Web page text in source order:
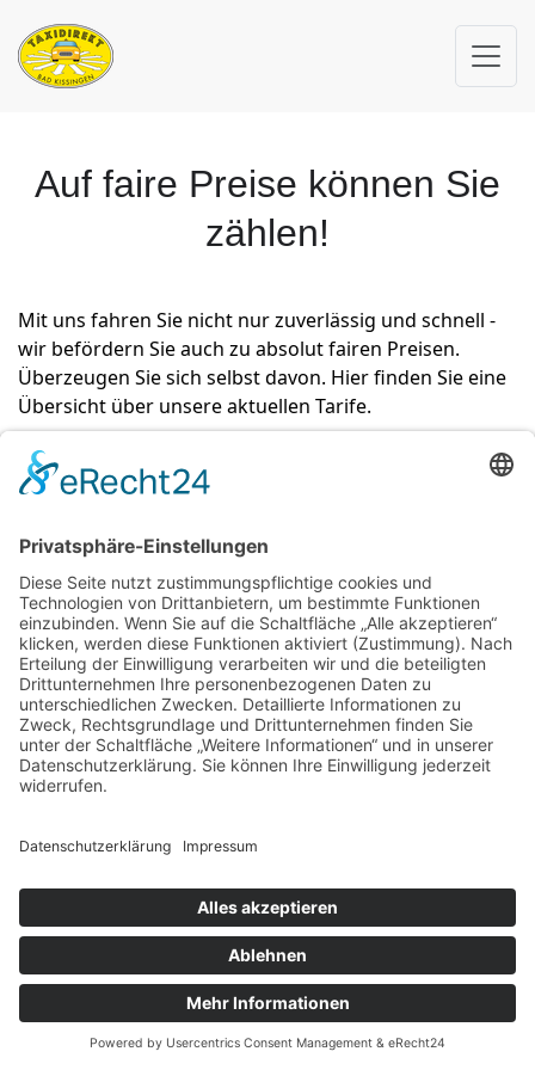
Auf faire Preise können Sie
zählen!
Mit uns fahren Sie nicht nur zuverlässig und schnell -
wir befördern Sie auch zu absolut fairen Preisen.
Überzeugen Sie sich selbst davon. Hier finden Sie eine
Übersicht über unsere aktuellen Tarife.
Offizielle Taxitarifordnung herunterladen
Kontakt
Impressum
Datenschutz
Made by Web Design Agentur Surfgreen aus